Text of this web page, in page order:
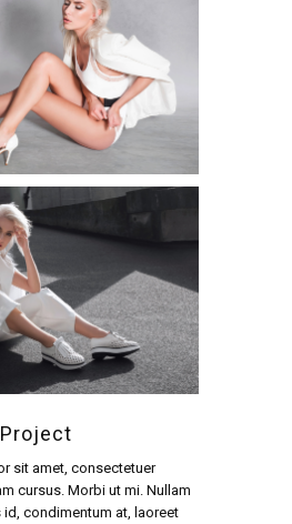
sit amet, consectetuer
cursus. Morbi ut mi. Nullam
condimentum at, laoreet